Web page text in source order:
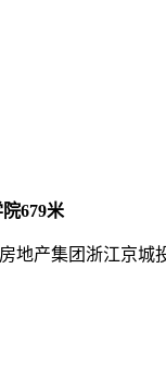
679米
地产集团浙江京